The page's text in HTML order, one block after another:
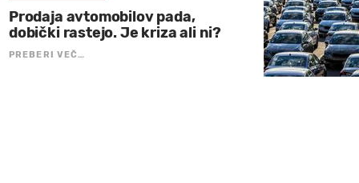
Prodaja avtomobilov pada,
dobički rastejo. Je kriza ali ni?
PREBERI VEČ…